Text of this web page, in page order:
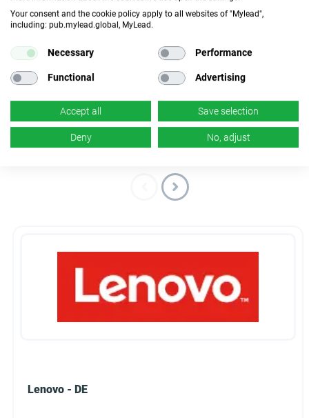
Produkte
×Nein
Aktionen
Ähnliche Kampagnen
Lenovo - DE
Your consent and the cookie policy apply to all websites of "Mylead",
including: pub.mylead.global, MyLead.
Necessary Performance
Functional Advertising
Accept all Save selection
Deny No, adjust